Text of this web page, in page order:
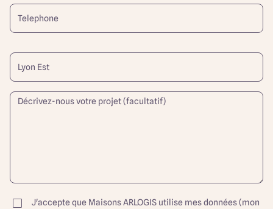
J'accepte que Maisons ARLOGIS utilise mes données (mon